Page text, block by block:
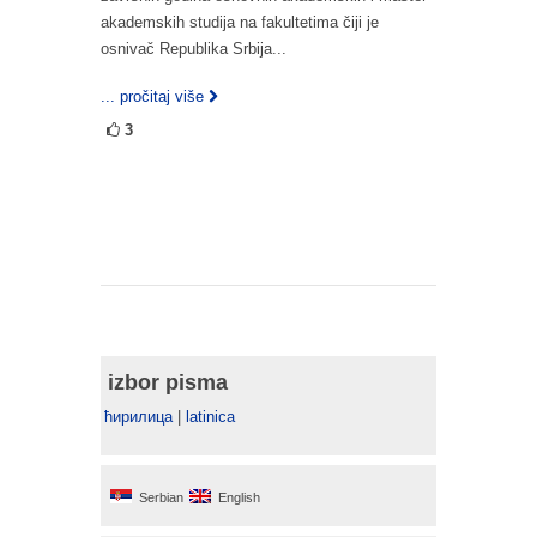
akademskih studija na fakultetima čiji je
osnivač Republika Srbija...
... pročitaj više
3
izbor pisma
ћирилица| latinica
Serbian English